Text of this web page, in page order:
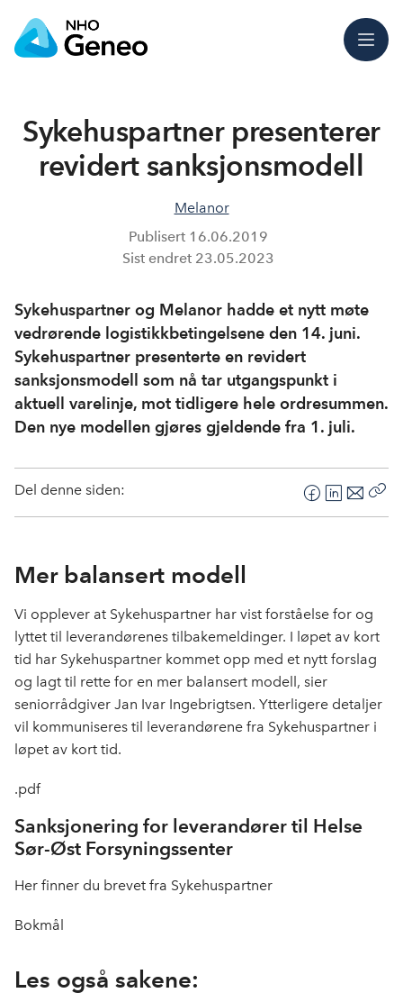
Meny
Sykehuspartner presenterer
revidert sanksjons­modell
Melanor
Publisert 16.06.2019
Sist endret 23.05.2023
Sykehuspartner og Melanor hadde et nytt møte
vedrørende logistikkbetingelsene den 14. juni.
Sykehuspartner presenterte en revidert
sanksjonsmodell som nå tar utgangspunkt i
aktuell varelinje, mot tidligere hele ordresummen.
Den nye modellen gjøres gjeldende fra 1. juli.
Del denne siden:
F
a
o
o
k
L
i
d
I
n
E
-
t
Mer balansert modell
Vi opplever at Sykehuspartner har vist forståelse for og
lyttet til leverandørenes tilbakemeldinger. I løpet av kort
tid har Sykehuspartner kommet opp med et nytt forslag
og lagt til rette for en mer balansert modell, sier
seniorrådgiver Jan Ivar Ingebrigtsen. Ytterligere detaljer
vil kommuniseres til leverandørene fra Sykehuspartner i
løpet av kort tid.
.pdf
Sanksjonering for leverandører til Helse
Sør-Øst Forsyningssenter
Her finner du brevet fra Sykehuspartner
Bokmål
Les også sakene: